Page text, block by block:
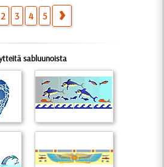
2 3 4 5
sabluunoista